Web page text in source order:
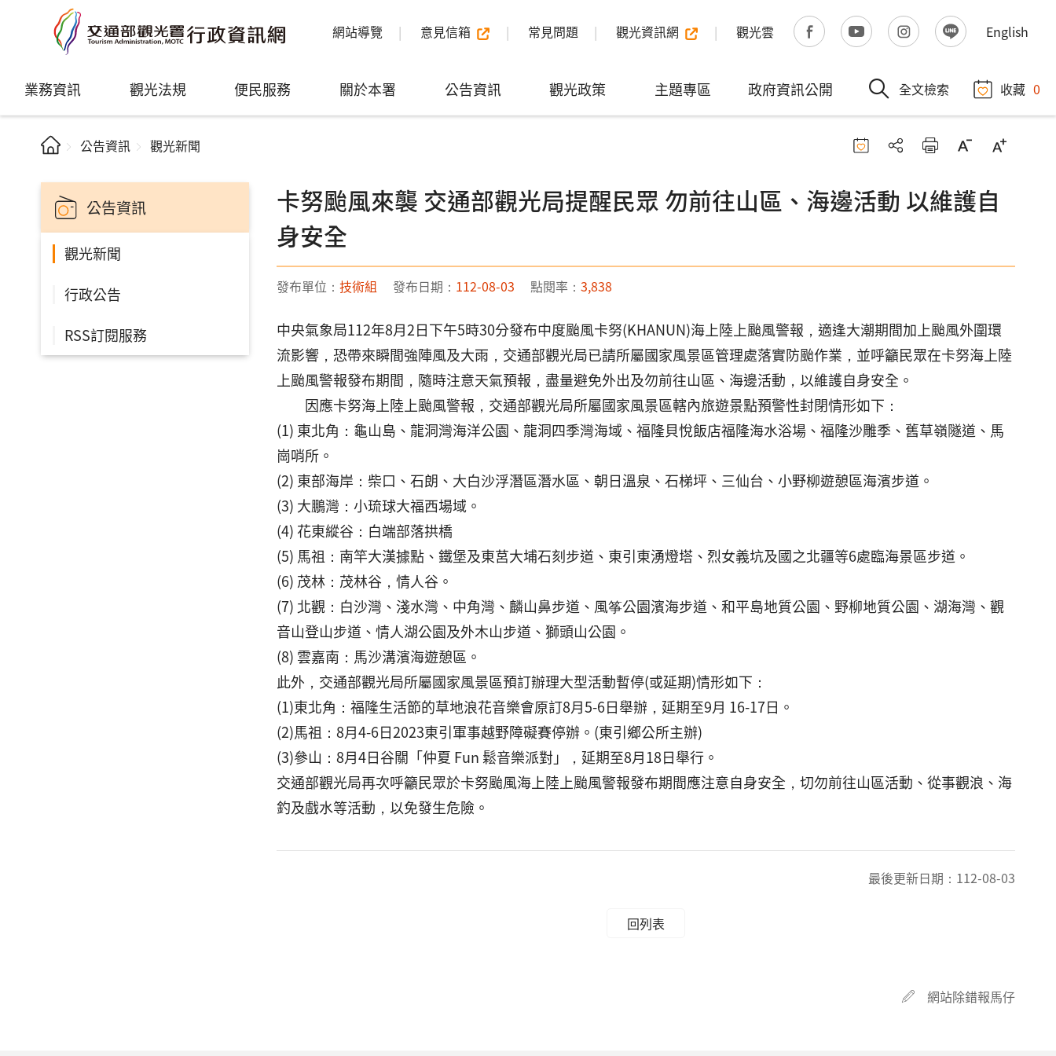
網站導覽 意見信箱 常見問題 觀光資訊網 觀光雲 English
業務資訊 觀光法規 便民服務 關於本署 公告資訊 觀光政策 主題專區 政府資訊公開 全文檢索 收藏 0
公告資訊 觀光新聞
公告資訊
觀光新聞
行政公告
RSS訂閱服務
卡努颱風來襲 交通部觀光局提醒民眾 勿前往山區、海邊活動 以維護自
身安全
發布單位： 技術組 發布日期： 112-08-03 點閱率： 3,838
中央氣象局112年8月2日下午5時30分發布中度颱風卡努(KHANUN)海上陸上颱風警報，適逢大潮期間加上颱風外圍環
流影響，恐帶來瞬間強陣風及大雨，交通部觀光局已請所屬國家風景區管理處落實防颱作業，並呼籲民眾在卡努海上陸
上颱風警報發布期間，隨時注意天氣預報，盡量避免外出及勿前往山區、海邊活動，以維護自身安全。
因應卡努海上陸上颱風警報，交通部觀光局所屬國家風景區轄內旅遊景點預警性封閉情形如下：
(1) 東北角：龜山島、龍洞灣海洋公園、龍洞四季灣海域、福隆貝悅飯店福隆海水浴場、福隆沙雕季、舊草嶺隧道、馬
崗哨所。
(2) 東部海岸：柴口、石朗、大白沙浮潛區潛水區、朝日溫泉、石梯坪、三仙台、小野柳遊憩區海濱步道。
(3) 大鵬灣：小琉球大福西場域。
(4) 花東縱谷：白端部落拱橋
(5) 馬祖：南竿大漢據點、鐵堡及東莒大埔石刻步道、東引東湧燈塔、烈女義坑及國之北疆等6處臨海景區步道。
(6) 茂林：茂林谷，情人谷。
(7) 北觀：白沙灣、淺水灣、中角灣、麟山鼻步道、風筝公園濱海步道、和平島地質公園、野柳地質公園、湖海灣、觀
音山登山步道、情人湖公園及外木山步道、獅頭山公園。
(8) 雲嘉南：馬沙溝濱海遊憩區。
此外，交通部觀光局所屬國家風景區預訂辦理大型活動暫停(或延期)情形如下：
(1)東北角：福隆生活節的草地浪花音樂會原訂8月5-6日舉辦，延期至9月 16-17日。
(2)馬祖：8月4-6日2023東引軍事越野障礙賽停辦。(東引鄉公所主辦)
(3)參山：8月4日谷關「仲夏 Fun 鬆音樂派對」，延期至8月18日舉行。
交通部觀光局再次呼籲民眾於卡努颱風海上陸上颱風警報發布期間應注意自身安全，切勿前往山區活動、從事觀浪、海
釣及戲水等活動，以免發生危險。
最後更新日期： 112-08-03
回列表
網站除錯報馬仔